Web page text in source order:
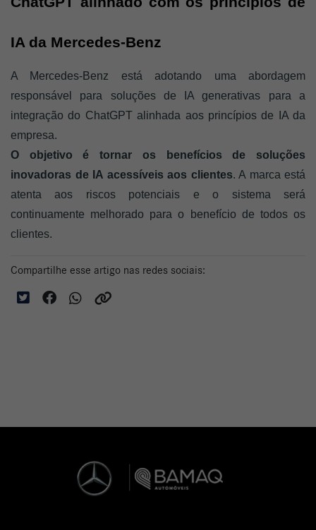
IA da Mercedes-Benz
A Mercedes-Benz está adotando uma abordagem
responsável para soluções de IA generativas para a
integração do ChatGPT alinhada aos princípios de IA da
empresa.
O objetivo é tornar os benefícios de soluções
inovadoras de IA acessíveis aos clientes. A marca está
atenta aos riscos potenciais e o sistema será
continuamente melhorado para o benefício de todos os
clientes.
Compartilhe esse artigo nas redes sociais: